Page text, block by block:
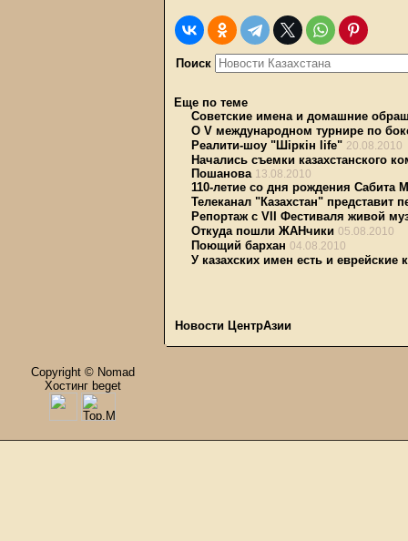
Поиск
Еще по теме
Советские имена и домашние
О V международном турнире по
Реалити-шоу "Шiркiн life" 20.08.2010
Начались съемки казахстанского
Пошанова 13.08.2010
110-летие со дня рождения Сабита
Телеканал "Казахстан"
Репортаж с VII Фестиваля живой
Откуда пошли ЖАНчики 05.08.2010
Поющий бархан 04.08.2010
У казахских имен есть и еврейские
Новости ЦентрАзии
Copyright © Nomad
Хостинг beget